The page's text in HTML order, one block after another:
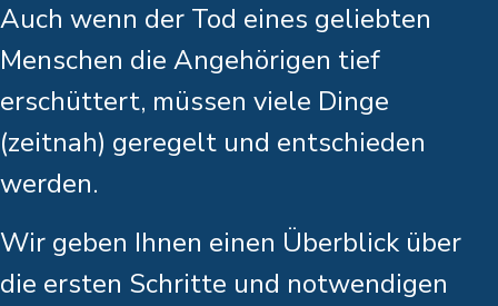
Auch wenn der Tod eines geliebten
Menschen die Angehörigen tief
erschüttert, müssen viele Dinge
(zeitnah) geregelt und entschieden
werden.
Wir geben Ihnen einen Überblick über
die ersten Schritte und notwendigen